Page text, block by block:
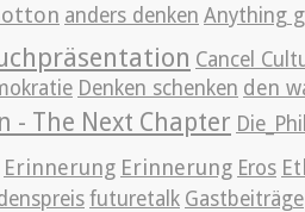
anders denken Anything
Cancel
Denken schenken den
- The Next Chapter
Erinnerung Erinnerung Eros
futuretalk Gastbeiträge